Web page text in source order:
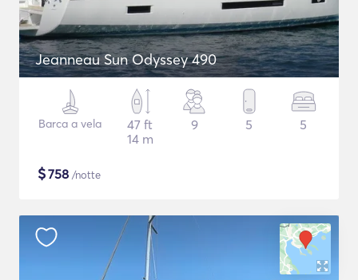
Jeanneau Sun Odyssey 490
Barca a vela
47 ft
14 m
9 5 5
$758 /notte